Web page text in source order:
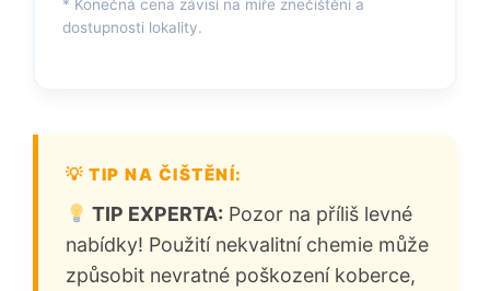
* Konečná cena závisí na míře znečištění a
dostupnosti lokality.
TIP EXPERTA: Pozor na příliš levné
nabídky! Použití nekvalitní chemie může
způsobit nevratné poškození koberce,